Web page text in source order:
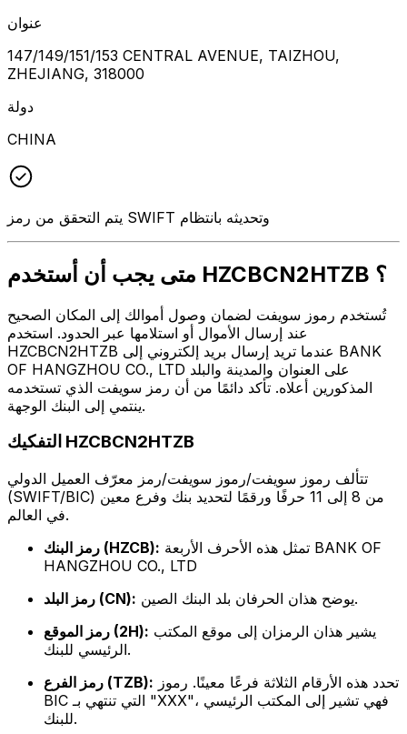
عنوان
147/149/151/153 CENTRAL AVENUE, TAIZHOU,
ZHEJIANG, 318000
دولة
CHINA
يتم التحقق من رمز SWIFT وتحديثه بانتظام
متى يجب أن أستخدم HZCBCN2HTZB ؟
تُستخدم رموز سويفت لضمان وصول أموالك إلى المكان الصحيح
عند إرسال الأموال أو استلامها عبر الحدود. استخدم
HZCBCN2HTZB عندما تريد إرسال بريد إلكتروني إلى BANK
OF HANGZHOU CO., LTD على العنوان والمدينة والبلد
المذكورين أعلاه. تأكد دائمًا من أن رمز سويفت الذي تستخدمه
ينتمي إلى البنك الوجهة.
التفكيك HZCBCN2HTZB
تتألف رموز سويفت/رموز سويفت/رمز معرّف العميل الدولي
(SWIFT/BIC) من 8 إلى 11 حرفًا ورقمًا لتحديد بنك وفرع معين
في العالم.
رمز البنك (HZCB):
HANGZHOU CO., LTD
رمز البلد (CN):
يوضح هذان الحرفان بلد البنك الصين.
رمز الموقع (2H):
الرئيسي للبنك.
رمز الفرع (TZB):
BIC التي تنتهي بـ "XXX"، فهي تشير إلى المكتب الرئيسي
للبنك.